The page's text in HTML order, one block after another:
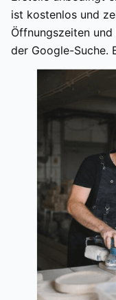
ist kostenlos und
Öffnungszeiten
der Google-Suche.